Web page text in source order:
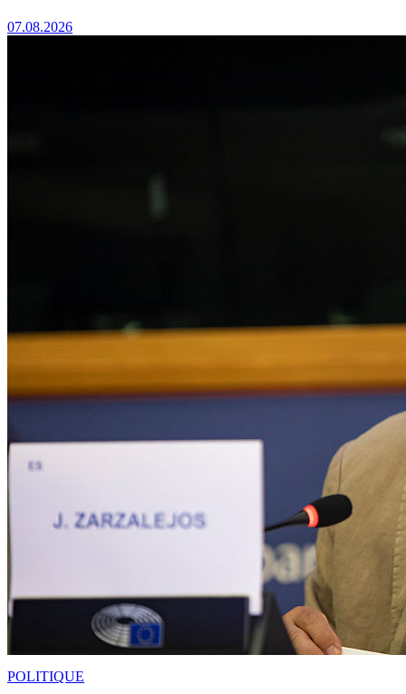
07.08.2026
POLITIQUE